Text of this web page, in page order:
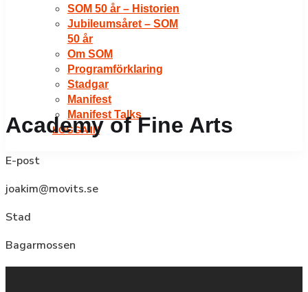
SOM 50 år – Historien
Jubileumsåret – SOM
50 år
Om SOM
Programförklaring
Stadgar
Manifest
Manifest Talks
LOGGA IN
Academy of Fine Arts
E-post
joakim@movits.se
Stad
Bagarmossen